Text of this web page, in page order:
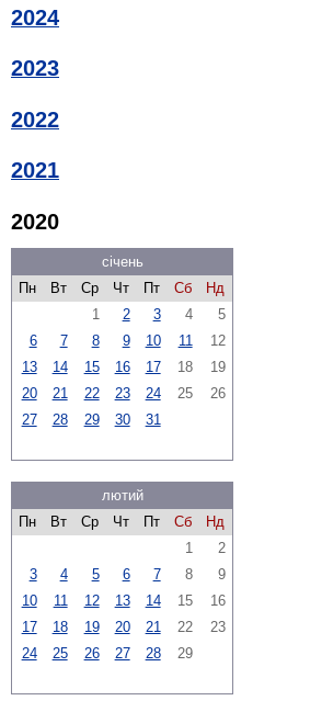
2024
2023
2022
2021
2020
січень
Пн
Вт Ср Чт Пт Сб
Нд
1
2 3 4
5
6
7 8 9 10 11
12
13
14 15 16 17 18
19
20
21 22 23 24 25
26
27
28 29 30 31
лютий
Пн
Вт Ср Чт Пт Сб
Нд
1
2
3
4 5 6 7 8
9
10
11 12 13 14 15
16
17
18 19 20 21 22
23
24
25 26 27 28 29